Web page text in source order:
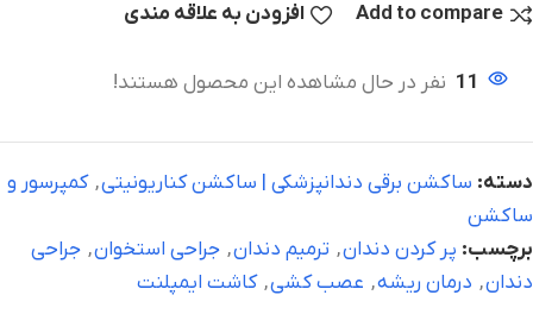
Add to compare
افزودن به علاقه مندی
11 نفر در حال مشاهده این محصول هستند!
دسته: ساکشن برقی دندانپزشکی | ساکشن کناریونیتی, کمپرسور و
ساکشن
برچسب: پر کردن دندان, ترمیم دندان, جراحی استخوان, جراحی
دندان, درمان ریشه, عصب کشی, کاشت ایمپلنت